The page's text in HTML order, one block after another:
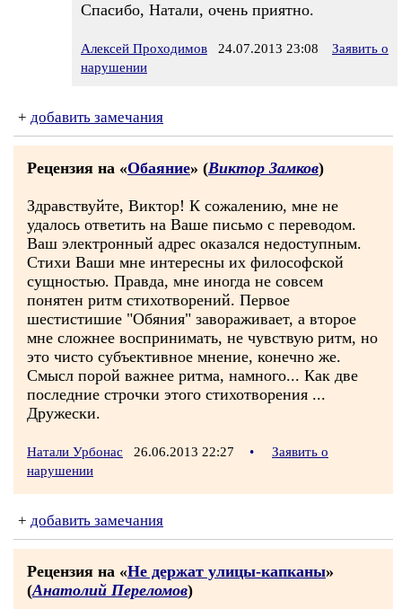
Спасибо, Натали, очень приятно.
Алексей Проходимов 24.07.2013 23:08
Заявить о
нарушении
+ добавить замечания
Рецензия на «Обаяние» (Виктор Замков)
Здравствуйте, Виктор! К сожалению, мне не
удалось ответить на Ваше письмо с переводом.
Ваш электронный адрес оказался недоступным.
Стихи Ваши мне интересны их философской
сущностью. Правда, мне иногда не совсем
понятен ритм стихотворений. Первое
шестистишие "Обяния" завораживает, а второе
мне сложнее воспринимать, не чувствую ритм, но
это чисто субъективное мнение, конечно же.
Смысл порой важнее ритма, намного... Как две
последние строчки этого стихотворения ...
Дружески.
Натали Урбонас 26.06.2013 22:27 •
Заявить о
нарушении
+ добавить замечания
Рецензия на «Не держат улицы-капканы»
(Анатолий Переломов)